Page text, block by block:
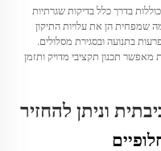
בדרך כלל בדיקות שגרתיות
מה שמפחית הן את עלויות התיקון
בתנועה ובסגירת מסלולים.
מאפשר תכנון תקציבי מדויק ותזמן
וניתן להחזיר